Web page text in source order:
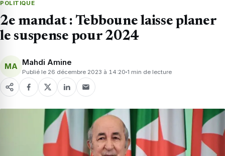
POLITIQUE
2e mandat : Tebboune laisse planer
le suspense pour 2024
MA Mahdi Amine
Publié le 26 décembre 2023 à 14:20 1 min de lecture